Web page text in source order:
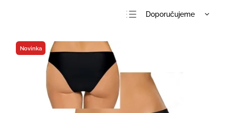
Doporučujeme
Abecedně
Novinka